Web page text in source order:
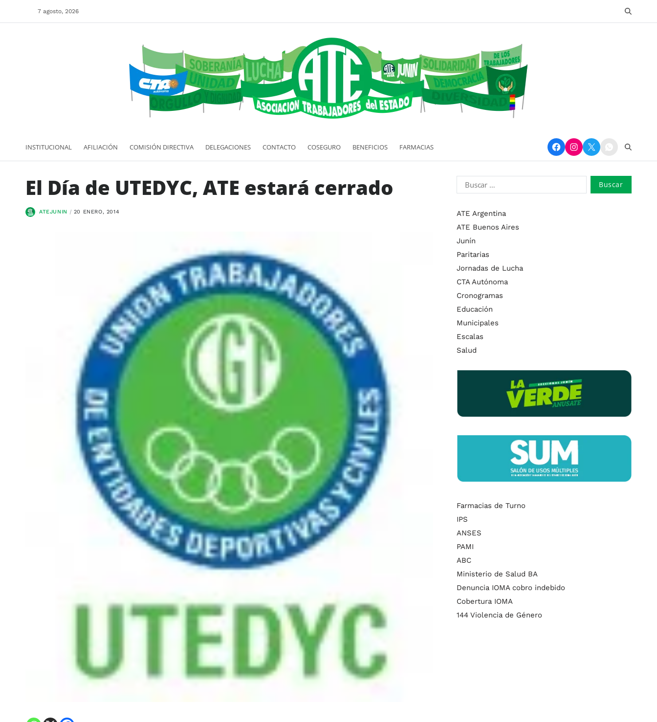
7 agosto, 2026
INSTITUCIONAL AFILIACIÓN COMISIÓN DIRECTIVA DELEGACIONES CONTACTO COSEGURO BENEFICIOS FARMACIAS
El Día de UTEDYC, ATE estará cerrado
ATEJUNIN 20 ENERO, 2014
ATE Argentina
ATE Buenos Aires
Junín
Paritarias
Jornadas de Lucha
CTA Autónoma
Cronogramas
Educación
Municipales
Escalas
Salud
Farmacias de Turno
IPS
ANSES
PAMI
ABC
Ministerio de Salud BA
Denuncia IOMA cobro indebido
Cobertura IOMA
144 Violencia de Género